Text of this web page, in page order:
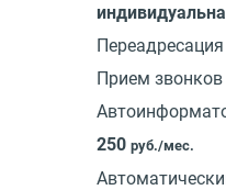
Прием
250 руб./мес.